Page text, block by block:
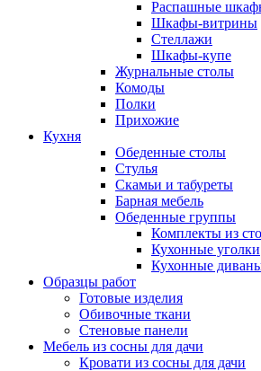
Распашные
Шкафы-витрины
Стеллажи
Шкафы-купе
Журнальные столы
Комоды
Полки
Прихожие
Кухня
Обеденные столы
Стулья
Скамьи и табуреты
Барная мебель
Обеденные группы
Комплекты из
Кухонные уголки
Кухонные
Образцы работ
Готовые изделия
Обивочные ткани
Стеновые панели
Мебель из сосны для дачи
Кровати из сосны для дачи